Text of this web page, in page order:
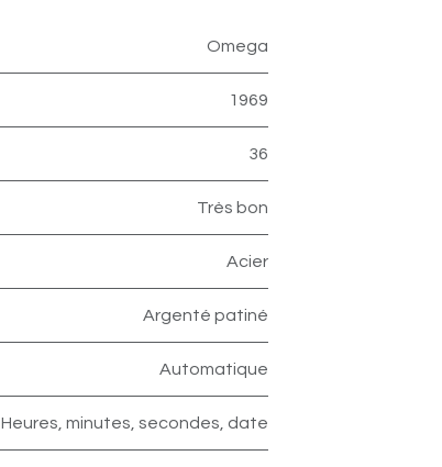
Omega
1969
36
Très bon
Acier
Argenté patiné
Automatique
Heures, minutes, secondes, date